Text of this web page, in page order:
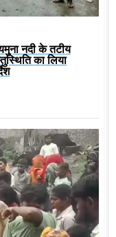
नदी के तटीय
का लिया